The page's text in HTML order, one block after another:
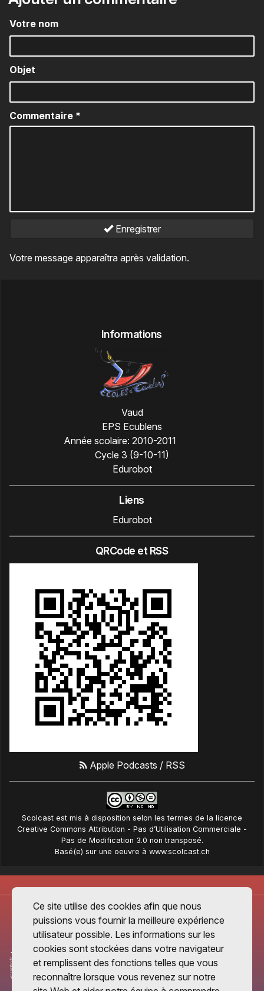
Votre nom
Objet
Commentaire *
Enregistrer
Votre message apparaîtra après validation.
Informations
Vaud
EPS Ecublens
Année scolaire: 2010-2011
Cycle 3 (9-10-11)
Edurobot
Liens
Edurobot
QRCode et RSS
Apple Podcasts / RSS
Scolcast est mis à disposition selon les termes de la licence
Creative Commons Attribution - Pas d’Utilisation Commerciale -
Pas de Modification 3.0 non transposé.
Basé(e) sur une oeuvre à www.scolcast.ch
Ce site utilise des cookies afin que nous
puissions vous fournir la meilleure expérience
utilisateur possible. Les informations sur les
cookies sont stockées dans votre navigateur
et remplissent des fonctions telles que vous
reconnaître lorsque vous revenez sur notre